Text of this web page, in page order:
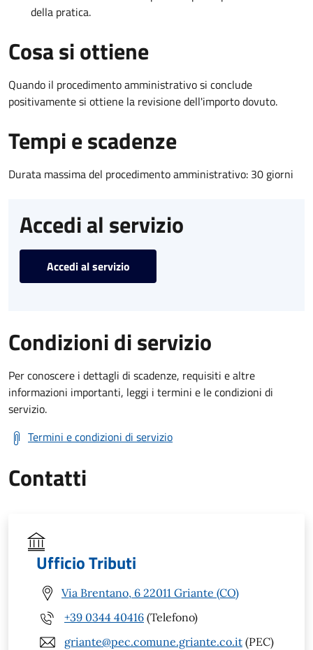
della pratica.
Cosa si ottiene
Quando il procedimento amministrativo si conclude
positivamente si ottiene la revisione dell'importo dovuto.
Tempi e scadenze
Durata massima del procedimento amministrativo: 30 giorni
Accedi al servizio
Accedi al servizio
Condizioni di servizio
Per conoscere i dettagli di scadenze, requisiti e altre
informazioni importanti, leggi i termini e le condizioni di
servizio.
Termini e condizioni di servizio
Contatti
Ufficio Tributi
Via Brentano, 6 22011 Griante (CO)
+39 0344 40416 (Telefono)
griante@pec.comune.griante.co.it (PEC)